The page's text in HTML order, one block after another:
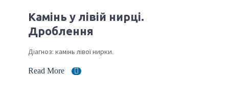
Камінь у лівій нирці.
Дроблення
Діагноз: камінь лівої нирки.
Read More